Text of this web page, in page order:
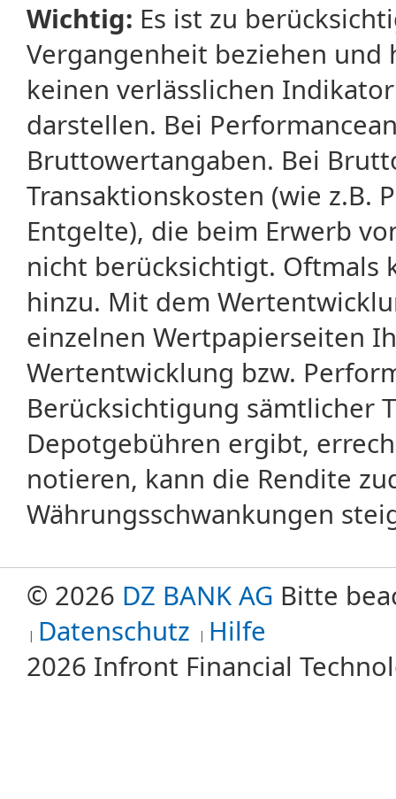
Wichtig: Es ist zu
Vergangenheit beziehen
keinen verlässlichen
darstellen. Bei
Bruttowertangaben. Bei
Transaktionskosten (wie z.B.
Entgelte), die beim Erwerb
nicht berücksichtigt. Oftmals
hinzu. Mit dem
einzelnen Wertpapierseiten
Wertentwicklung bzw.
Berücksichtigung sämtlicher
Depotgebühren ergibt,
notieren, kann die Rendite
Währungsschwankungen
© 2026 DZ BANK AG Bitte
Datenschutz Hilfe
2026 Infront Financial